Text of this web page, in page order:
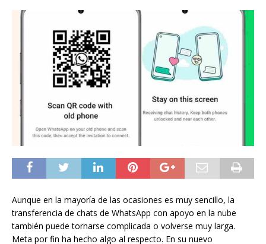
Aunque en la mayoría de las ocasiones es muy sencillo, la
transferencia de chats de WhatsApp con apoyo en la nube
también puede tornarse complicada o volverse muy larga.
Meta por fin ha hecho algo al respecto. En su nuevo